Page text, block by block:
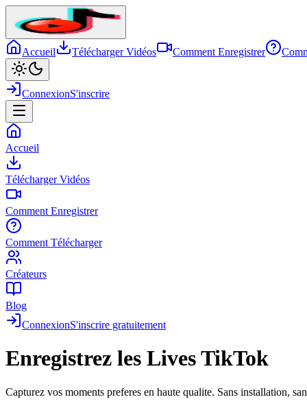
Accueil Télécharger Vidéos Comment Enregistrer
ConnexionS'inscrire
Accueil
Télécharger Vidéos
Comment Enregistrer
Comment Télécharger
Créateurs
Blog
ConnexionS'inscrire gratuitement
Enregistrez les Lives TikTok
Capturez vos moments preferes en haute qualite. Sans installation,